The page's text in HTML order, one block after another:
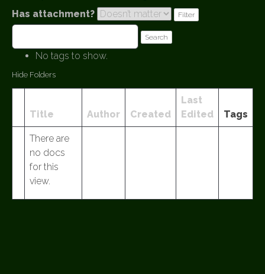
Has attachment?
Search
No tags to show.
Hide Folders
Has
attachment
Title Author Created
Last
Edited
Tags
There are
no docs
for this
view.